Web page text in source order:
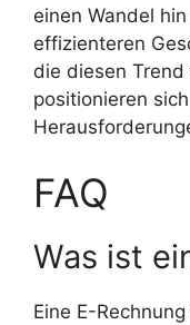
einen Wandel
effizienteren
die diesen
positionieren
FAQ
Was ist
Eine E-